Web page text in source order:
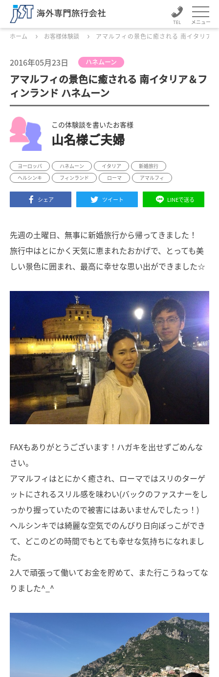
メニュー
ホーム お客様体験談 アマルフィの景色に癒される 南イタリア
2016年05月23日 ハネムーン
アマルフィの景色に癒される 南イタリア＆フ
ィンランド ハネムーン
この体験談を書いたお客様
山名様ご夫婦
ヨーロッパ ハネムーン イタリア
新婚旅行
ヘルシンキ
フィンランド ローマ アマルフィ
シェア ツイート LINEで送る
先週の土曜日、無事に新婚旅行から帰ってきました！
旅行中はとにかく天気に恵まれたおかげで、とっても美
しい景色に囲まれ、最高に幸せな思い出ができました☆
FAXもありがとうございます！ハガキを出せずごめんな
さい。
アマルフィはとにかく癒され、ローマではスリのターゲ
ットにされるスリル感を味わい(バックのファスナーをし
っかり握っていたので被害にはあいませんでしたっ！)
ヘルシンキでは綺麗な空気でのんびり日向ぼっこができ
て、どこのどの時間でもとても幸せな気持ちになれまし
た。
2人で頑張って働いてお金を貯めて、また行こうねってな
りました^_^